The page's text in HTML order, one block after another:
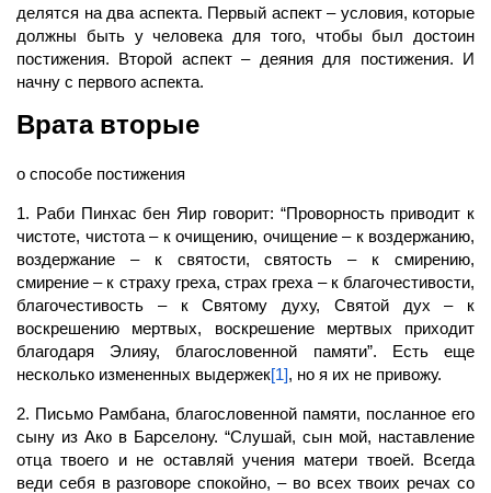
делятся на два аспекта. Первый аспект – условия, которые
должны быть у человека для того, чтобы был достоин
постижения. Второй аспект – деяния для постижения. И
начну с первого аспекта.
Вратавторые
о способе постижения
1. Раби Пинхас бен Яир говорит: “Проворность приводит к
чистоте, чистота – к очищению, очищение – к воздержанию,
воздержание – к святости, святость – к смирению,
смирение – к страху греха, страх греха – к благочестивости,
благочестивость – к Святому духу, Святой дух – к
воскрешению мертвых, воскрешение мертвых приходит
благодаря Элияу, благословенной памяти”. Есть еще
несколько измененных выдержек[1], но я их не привожу.
2. Письмо Рамбана, благословенной памяти, посланное его
сыну из Ако в Барселону. “Слушай, сын мой, наставление
отца твоего и не оставляй учения матери твоей. Всегда
веди себя в разговоре спокойно, – во всех твоих речах со